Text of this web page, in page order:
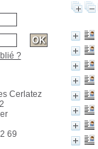
?
Cerlatez
69